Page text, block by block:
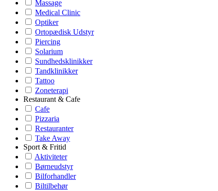
Massage
Medical Clinic
Optiker
Ortopædisk Udstyr
Piercing
Solarium
Sundhedsklinikker
Tandklinikker
Tattoo
Zoneterapi
Restaurant & Cafe
Cafe
Pizzaria
Restauranter
Take Away
Sport & Fritid
Aktiviteter
Børneudstyr
Bilforhandler
Biltilbehør